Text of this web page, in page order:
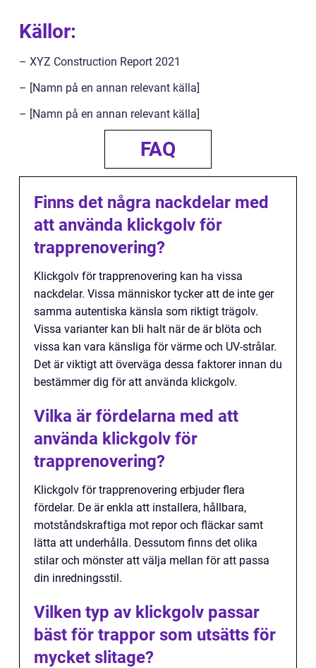
Källor:
– XYZ Construction Report 2021
– [Namn på en annan relevant källa]
– [Namn på en annan relevant källa]
FAQ
Finns det några nackdelar med
att använda klickgolv för
trapprenovering?
Klickgolv för trapprenovering kan ha vissa
nackdelar. Vissa människor tycker att de inte ger
samma autentiska känsla som riktigt trägolv.
Vissa varianter kan bli halt när de är blöta och
vissa kan vara känsliga för värme och UV-strålar.
Det är viktigt att överväga dessa faktorer innan du
bestämmer dig för att använda klickgolv.
Vilka är fördelarna med att
använda klickgolv för
trapprenovering?
Klickgolv för trapprenovering erbjuder flera
fördelar. De är enkla att installera, hållbara,
motståndskraftiga mot repor och fläckar samt
lätta att underhålla. Dessutom finns det olika
stilar och mönster att välja mellan för att passa
din inredningsstil.
Vilken typ av klickgolv passar
bäst för trappor som utsätts för
mycket slitage?